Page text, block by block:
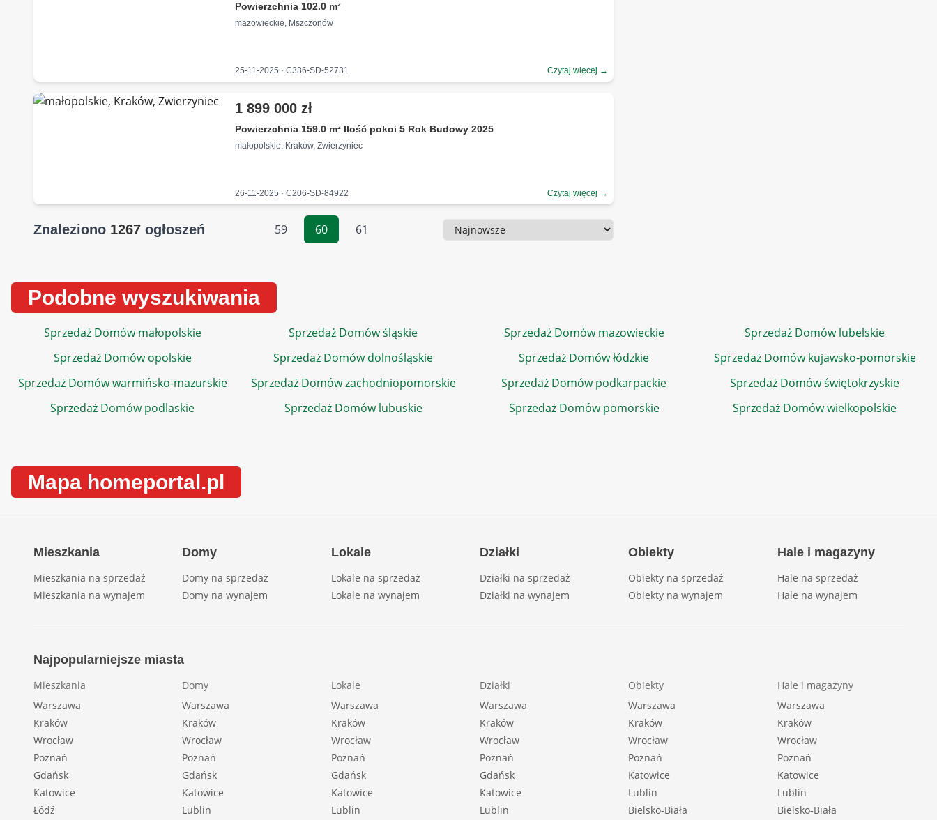
Powierzchnia 102.0 m²
mazowieckie, Mszczonów
25-11-2025 · C336-SD-52731 Czytaj więcej →
1 899 000 zł
Powierzchnia 159.0 m² Ilość pokoi 5 Rok Budowy 2025
małopolskie, Kraków, Zwierzyniec
26-11-2025 · C206-SD-84922 Czytaj więcej →
Znaleziono 1267 ogłoszeń 59 60 61 Sortowanie
Podobne wyszukiwania
Sprzedaż Domów małopolskie Sprzedaż Domów śląskie Sprzedaż Domów mazowieckie
Sprzedaż Domów lubelskie
Sprzedaż Domów opolskie
Sprzedaż Domów dolnośląskie Sprzedaż Domów łódzkie
Sprzedaż Domów kujawsko-pomorskie
Sprzedaż Domów warmińsko-mazurskie
Sprzedaż Domów zachodniopomorskie Sprzedaż Domów podkarpackie
Sprzedaż Domów świętokrzyskie
Sprzedaż Domów podlaskie
Sprzedaż Domów lubuskie Sprzedaż Domów pomorskie Sprzedaż Domów wielkopolskie
Mapa homeportal.pl
Mieszkania
Mieszkania na sprzedaż
Mieszkania na wynajem
Domy
Domy na sprzedaż
Domy na wynajem
Lokale
Lokale na sprzedaż
Lokale na wynajem
Działki
Działki na sprzedaż
Działki na wynajem
Obiekty
Obiekty na sprzedaż
Obiekty na wynajem
Hale i magazyny
Hale na sprzedaż
Hale na wynajem
Najpopularniejsze miasta
Mieszkania
Warszawa
Kraków
Wrocław
Poznań
Gdańsk
Katowice
Łódź
Domy
Warszawa
Kraków
Wrocław
Poznań
Gdańsk
Katowice
Lublin
Lokale
Warszawa
Kraków
Wrocław
Poznań
Gdańsk
Katowice
Lublin
Działki
Warszawa
Kraków
Wrocław
Poznań
Gdańsk
Katowice
Lublin
Obiekty
Warszawa
Kraków
Wrocław
Poznań
Katowice
Lublin
Bielsko-Biała
Hale i magazyny
Warszawa
Kraków
Wrocław
Poznań
Katowice
Lublin
Bielsko-Biała